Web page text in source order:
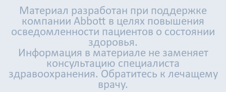
Материал разработан при поддержке
компании Abbott в целях повышения
осведомленности пациентов о состоянии
здоровья.
Информация в материале не заменяет
консультацию специалиста
здравоохранения. Обратитесь к лечащему
врачу.